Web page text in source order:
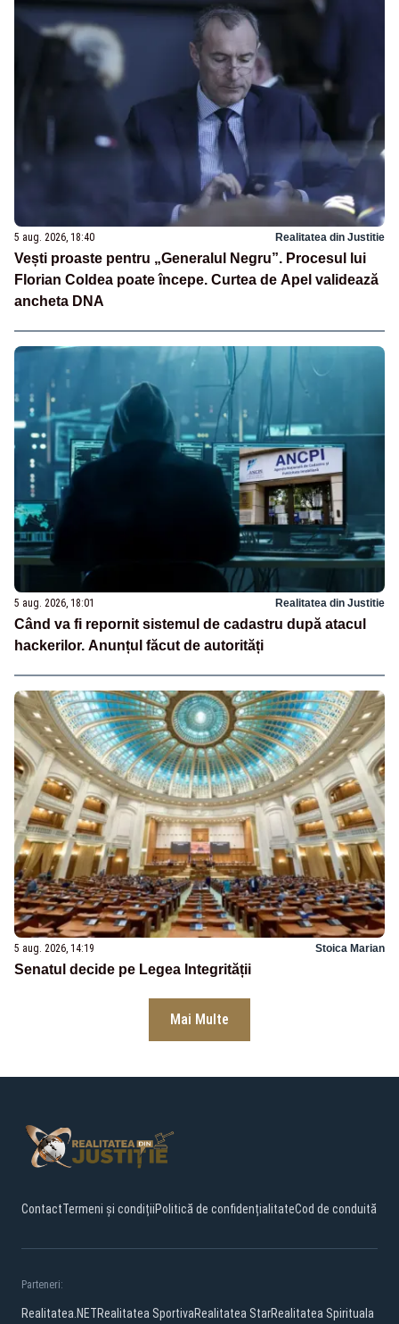
5 aug. 2026, 18:40 Realitatea din Justitie
Vești proaste pentru „Generalul Negru”. Procesul lui
Florian Coldea poate începe. Curtea de Apel validează
ancheta DNA
5 aug. 2026, 18:01 Realitatea din Justitie
Când va fi repornit sistemul de cadastru după atacul
hackerilor. Anunțul făcut de autorități
5 aug. 2026, 14:19 Stoica Marian
Senatul decide pe Legea Integrității
Mai Multe
ContactTermeni și condițiiPolitică de confidențialitateCod de conduită
Parteneri:
Realitatea.NETRealitatea SportivaRealitatea StarRealitatea Spirituala